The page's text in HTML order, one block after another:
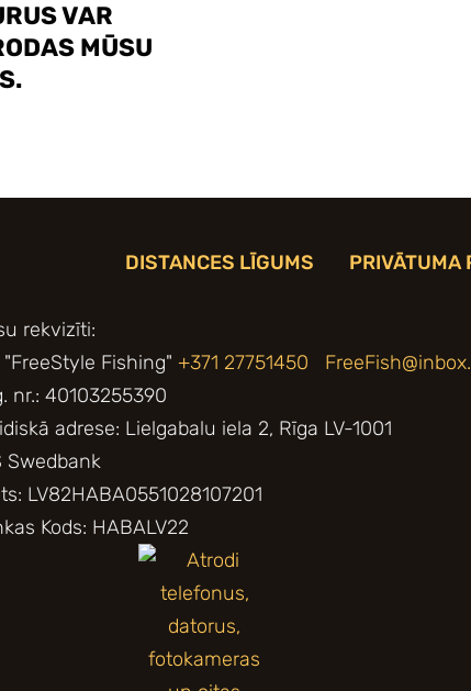
VAR
MŪSU
DISTANCES LĪGUMS PRIVĀTUMA
rekvizīti:
"FreeStyle Fishing"+371 27751450
nr.: 40103255390
adrese: Lielgabalu iela 2, Rīga LV-1001
Swedbank
LV82HABA0551028107201
Kods: HABALV22